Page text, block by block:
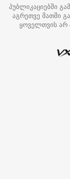
პუბლიკაციებში
აგრეთვე მათში
ყოველთვის არ